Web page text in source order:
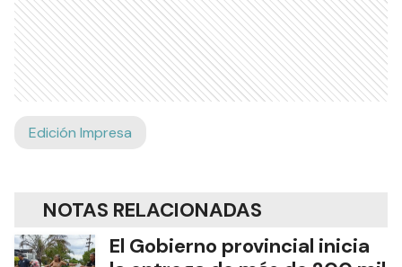
Edición Impresa
NOTAS RELACIONADAS
El Gobierno provincial inicia